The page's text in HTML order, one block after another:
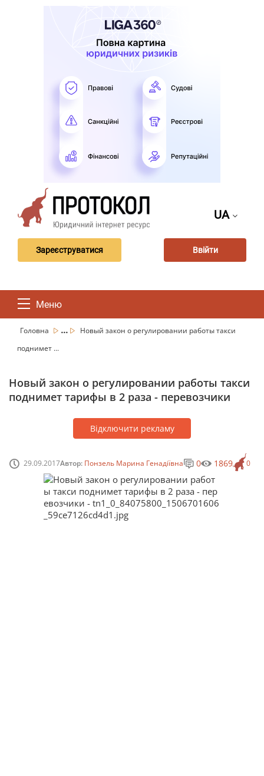
UA
Зареєструватися Ввійти
Меню
Головна ...
Новый закон о регулировании работы такси
поднимет ...
Новый закон о регулировании работы такси
поднимет тарифы в 2 раза - перевозчики
Відключити рекламу
29.09.2017Автор: Понзель Марина Генадіївна 0
0 1869